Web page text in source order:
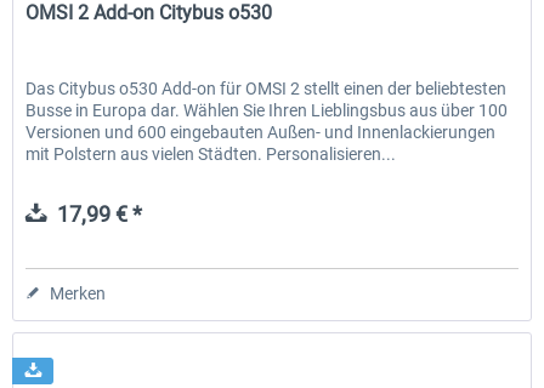
OMSI 2 Add-on Citybus o530
Das Citybus o530 Add-on für OMSI 2 stellt einen der beliebtesten
Busse in Europa dar. Wählen Sie Ihren Lieblingsbus aus über 100
Versionen und 600 eingebauten Außen- und Innenlackierungen
mit Polstern aus vielen Städten. Personalisieren...
17,99 € *
Merken